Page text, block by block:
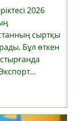
2026
сыртқы
Бұл өткен